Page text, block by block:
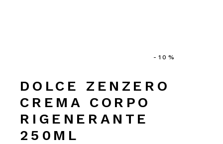
-10%
DOLCE ZENZERO
CREMA CORPO
RIGENERANTE
250ML